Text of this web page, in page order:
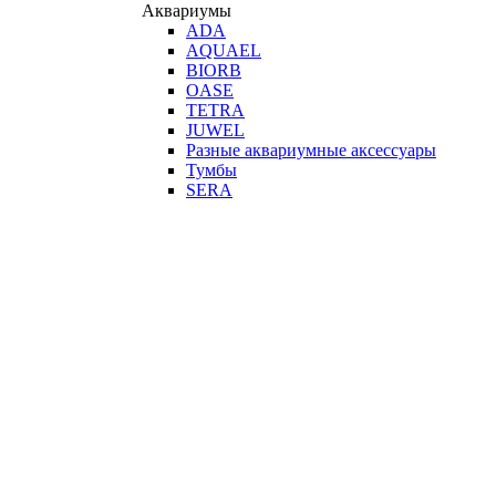
Аквариумы
ADA
AQUAEL
BIORB
OASE
TETRA
JUWEL
Разные аквариумные аксессуары
Тумбы
SERA